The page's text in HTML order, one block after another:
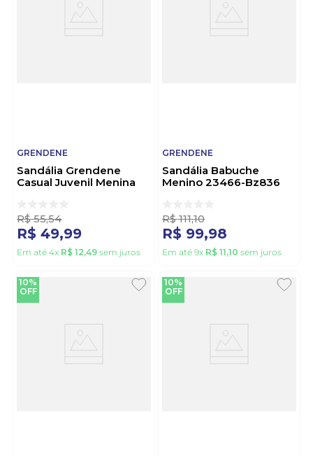
GRENDENE
Sandália Grendene
Casual Juvenil Menina
R$ 55,54
R$ 49,99
Em até 4x R$ 12,49 sem juros
GRENDENE
Sandália Babuche
Menino 23466-Bz836
R$ 111,10
R$ 99,98
Em até 9x R$ 11,10 sem juros
10%
OFF
10%
OFF